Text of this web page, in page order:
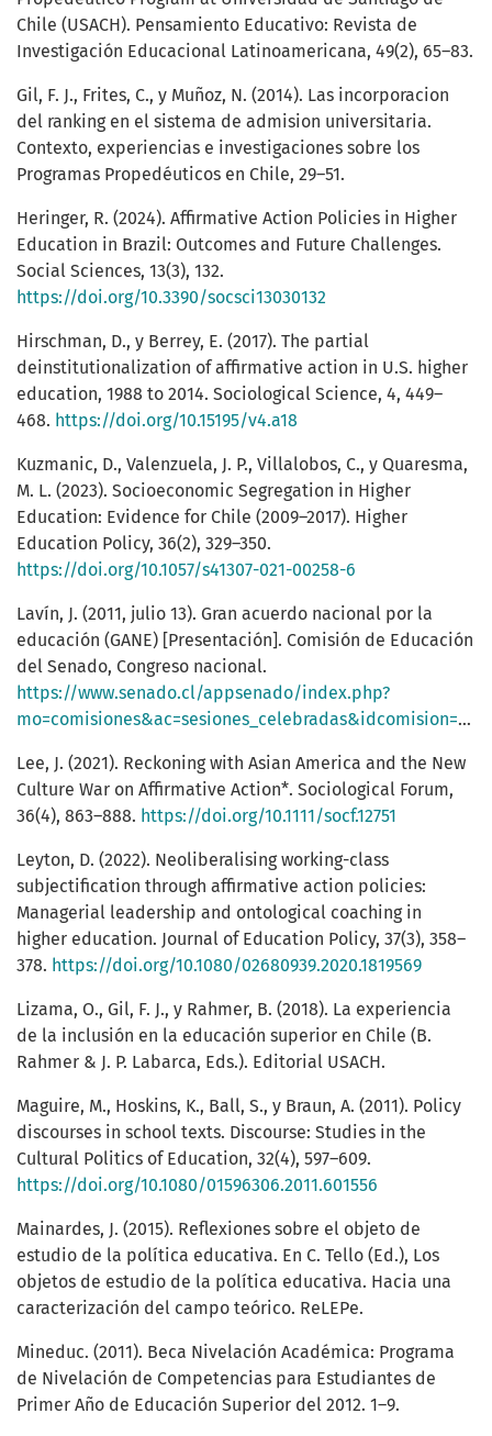
Chile (USACH). Pensamiento Educativo: Revista de
Investigación Educacional Latinoamericana, 49(2), 65–83.
Gil, F. J., Frites, C., y Muñoz, N. (2014). Las incorporacion
del ranking en el sistema de admision universitaria.
Contexto, experiencias e investigaciones sobre los
Programas Propedéuticos en Chile, 29–51.
Heringer, R. (2024). Affirmative Action Policies in Higher
Education in Brazil: Outcomes and Future Challenges.
Social Sciences, 13(3), 132.
https://doi.org/10.3390/socsci13030132
Hirschman, D., y Berrey, E. (2017). The partial
deinstitutionalization of affirmative action in U.S. higher
education, 1988 to 2014. Sociological Science, 4, 449–
468. https://doi.org/10.15195/v4.a18
Kuzmanic, D., Valenzuela, J. P., Villalobos, C., y Quaresma,
M. L. (2023). Socioeconomic Segregation in Higher
Education: Evidence for Chile (2009–2017). Higher
Education Policy, 36(2), 329–350.
https://doi.org/10.1057/s41307-021-00258-6
Lavín, J. (2011, julio 13). Gran acuerdo nacional por la
educación (GANE) [Presentación]. Comisión de Educación
del Senado, Congreso nacional.
https://www.senado.cl/appsenado/index.php?
mo=comisiones&ac=sesiones_celebradas&idcomision=189&tipo=3&ano=2011&idsesion=6322&listado=2&idsesion=6322
Lee, J. (2021). Reckoning with Asian America and the New
Culture War on Affirmative Action*. Sociological Forum,
36(4), 863–888. https://doi.org/10.1111/socf.12751
Leyton, D. (2022). Neoliberalising working-class
subjectification through affirmative action policies:
Managerial leadership and ontological coaching in
higher education. Journal of Education Policy, 37(3), 358–
378. https://doi.org/10.1080/02680939.2020.1819569
Lizama, O., Gil, F. J., y Rahmer, B. (2018). La experiencia
de la inclusión en la educación superior en Chile (B.
Rahmer & J. P. Labarca, Eds.). Editorial USACH.
Maguire, M., Hoskins, K., Ball, S., y Braun, A. (2011). Policy
discourses in school texts. Discourse: Studies in the
Cultural Politics of Education, 32(4), 597–609.
https://doi.org/10.1080/01596306.2011.601556
Mainardes, J. (2015). Reflexiones sobre el objeto de
estudio de la política educativa. En C. Tello (Ed.), Los
objetos de estudio de la política educativa. Hacia una
caracterización del campo teórico. ReLEPe.
Mineduc. (2011). Beca Nivelación Académica: Programa
de Nivelación de Competencias para Estudiantes de
Primer Año de Educación Superior del 2012. 1–9.